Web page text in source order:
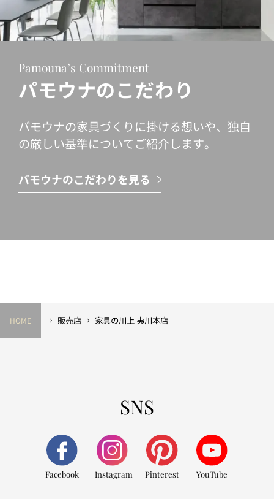
Pamouna’s Commitment
パモウナのこだわり
パモウナの家具づくりに掛ける想いや、独自
の厳しい基準についてご紹介します。
パモウナのこだわりを見る
HOME 販売店 家具の川上 夷川本店
SNS
Facebook Instagram Pinterest YouTube